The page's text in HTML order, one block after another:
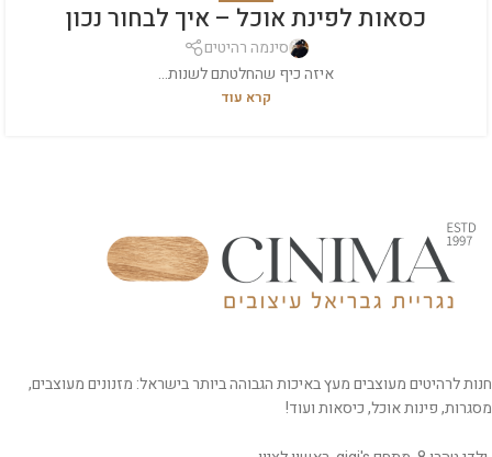
כסאות לפינת אוכל – איך לבחור נכון
סינמה רהיטים
איזה כיף שהחלטתם לשנות...
קרא עוד
חנות לרהיטים מעוצבים מעץ באיכות הגבוהה ביותר בישראל: מזנונים מעוצבים,
מסגרות, פינות אוכל, כיסאות ועוד!